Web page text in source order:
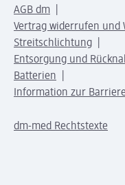
AGB dm
Vertrag widerrufen und
Streitschlichtung
Entsorgung und
Batterien
Information zur
dm-med Rechtstexte